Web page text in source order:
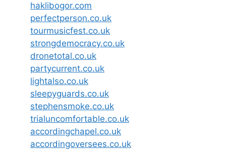
haklibogor.com
perfectperson.co.uk
tourmusicfest.co.uk
strongdemocracy.co.uk
dronetotal.co.uk
partycurrent.co.uk
lightalso.co.uk
sleepyguards.co.uk
stephensmoke.co.uk
trialuncomfortable.co.uk
accordingchapel.co.uk
accordingoversees.co.uk